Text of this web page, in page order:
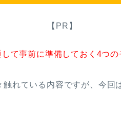
【PR】
して事前に準備しておく4つの
れている内容ですが、今回